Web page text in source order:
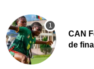
CAN
de